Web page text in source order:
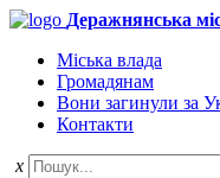
Деражнянська
Міська влада
Громадянам
Вони загинули за
Контакти
x